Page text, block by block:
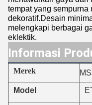
tempat yang sempurna
dekoratif.Desain
melengkapi berbagai
eklektik.
Informasi
Merek
Model